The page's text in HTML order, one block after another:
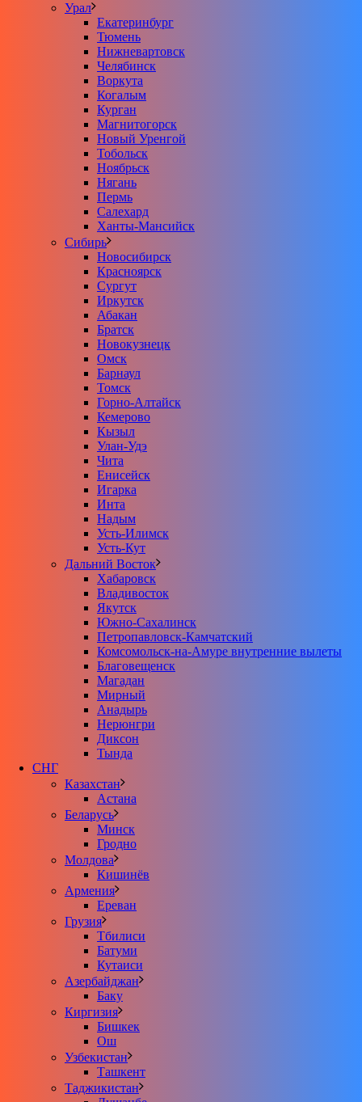
Урал
Екатеринбург
Тюмень
Нижневартовск
Челябинск
Воркута
Когалым
Курган
Магнитогорск
Новый Уренгой
Тобольск
Ноябрьск
Нягань
Пермь
Салехард
Ханты-Мансийск
Сибирь
Новосибирск
Красноярск
Сургут
Иркутск
Абакан
Братск
Новокузнецк
Омск
Барнаул
Томск
Горно-Алтайск
Кемерово
Кызыл
Улан-Удэ
Чита
Енисейск
Игарка
Инта
Надым
Усть-Илимск
Усть-Кут
Дальний Восток
Хабаровск
Владивосток
Якутск
Южно-Сахалинск
Петропавловск-Камчатский
Комсомольск-на-Амуре внутренние вылеты
Благовещенск
Магадан
Мирный
Анадырь
Нерюнгри
Диксон
Тында
СНГ
Казахстан
Астана
Беларусь
Минск
Гродно
Молдова
Кишинёв
Армения
Ереван
Грузия
Тбилиси
Батуми
Кутаиси
Азербайджан
Баку
Киргизия
Бишкек
Ош
Узбекистан
Ташкент
Таджикистан